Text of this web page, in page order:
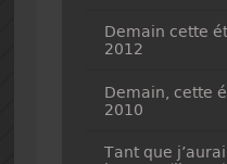
Demain cette
2012
Demain, cette
2010
Tant que